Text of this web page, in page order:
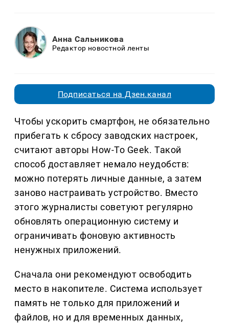
Анна Сальникова
Редактор новостной ленты
Подписаться на Дзен.канал
Чтобы ускорить смартфон, не обязательно
прибегать к сбросу заводских настроек,
считают авторы How-To Geek. Такой
способ доставляет немало неудобств:
можно потерять личные данные, а затем
заново настраивать устройство. Вместо
этого журналисты советуют регулярно
обновлять операционную систему и
ограничивать фоновую активность
ненужных приложений.
Сначала они рекомендуют освободить
место в накопителе. Система использует
память не только для приложений и
файлов, но и для временных данных,